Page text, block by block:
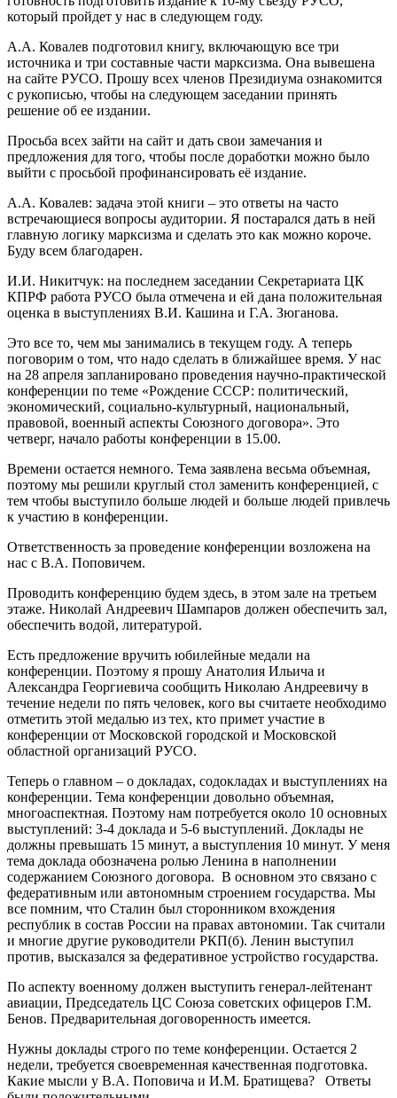
который пройдет у нас в следующем году.
А.А. Ковалев подготовил книгу, включающую все три
источника и три составные части марксизма. Она вывешена
на сайте РУСО. Прошу всех членов Президиума ознакомится
с рукописью, чтобы на следующем заседании принять
решение об ее издании.
Просьба всех зайти на сайт и дать свои замечания и
предложения для того, чтобы после доработки можно было
выйти с просьбой профинансировать её издание.
А.А. Ковалев: задача этой книги – это ответы на часто
встречающиеся вопросы аудитории. Я постарался дать в ней
главную логику марксизма и сделать это как можно короче.
Буду всем благодарен.
И.И. Никитчук: на последнем заседании Секретариата ЦК
КПРФ работа РУСО была отмечена и ей дана положительная
оценка в выступлениях В.И. Кашина и Г.А. Зюганова.
Это все то, чем мы занимались в текущем году. А теперь
поговорим о том, что надо сделать в ближайшее время. У нас
на 28 апреля запланировано проведения научно-практической
конференции по теме «Рождение СССР: политический,
экономический, социально-культурный, национальный,
правовой, военный аспекты Союзного договора». Это
четверг, начало работы конференции в 15.00.
Времени остается немного. Тема заявлена весьма объемная,
поэтому мы решили круглый стол заменить конференцией, с
тем чтобы выступило больше людей и больше людей привлечь
к участию в конференции.
Ответственность за проведение конференции возложена на
нас с В.А. Поповичем.
Проводить конференцию будем здесь, в этом зале на третьем
этаже. Николай Андреевич Шампаров должен обеспечить зал,
обеспечить водой, литературой.
Есть предложение вручить юбилейные медали на
конференции. Поэтому я прошу Анатолия Ильича и
Александра Георгиевича сообщить Николаю Андреевичу в
течение недели по пять человек, кого вы считаете необходимо
отметить этой медалью из тех, кто примет участие в
конференции от Московской городской и Московской
областной организаций РУСО.
Теперь о главном – о докладах, содокладах и выступлениях на
конференции. Тема конференции довольно объемная,
многоаспектная. Поэтому нам потребуется около 10 основных
выступлений: 3-4 доклада и 5-6 выступлений. Доклады не
должны превышать 15 минут, а выступления 10 минут. У меня
тема доклада обозначена ролью Ленина в наполнении
содержанием Союзного договора. В основном это связано с
федеративным или автономным строением государства. Мы
все помним, что Сталин был сторонником вхождения
республик в состав России на правах автономии. Так считали
и многие другие руководители РКП(б). Ленин выступил
против, высказался за федеративное устройство государства.
По аспекту военному должен выступить генерал-лейтенант
авиации, Председатель ЦС Союза советских офицеров Г.М.
Бенов. Предварительная договоренность имеется.
Нужны доклады строго по теме конференции. Остается 2
недели, требуется своевременная качественная подготовка.
Какие мысли у В.А. Поповича и И.М. Братищева? Ответы